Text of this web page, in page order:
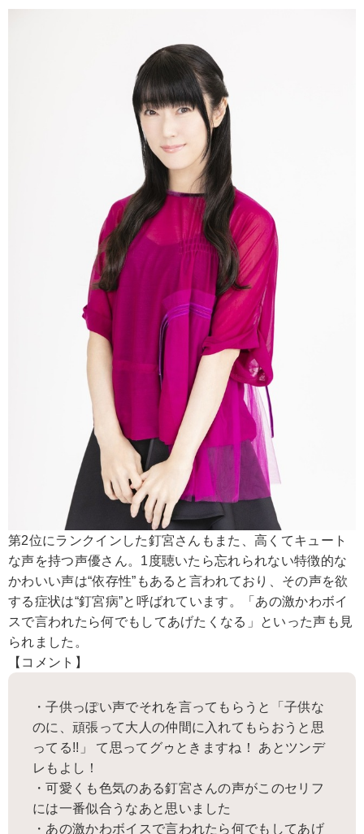
第2位にランクインした釘宮さんもまた、高くてキュート
な声を持つ声優さん。1度聴いたら忘れられない特徴的な
かわいい声は“依存性”もあると言われており、その声を欲
する症状は“釘宮病”と呼ばれています。「あの激かわボイ
スで言われたら何でもしてあげたくなる」といった声も見
られました。
【コメント】
・子供っぽい声でそれを言ってもらうと「子供な
のに、頑張って大人の仲間に入れてもらおうと思
ってる!!」 て思ってグゥときますね！ あとツンデ
レもよし！
・可愛くも色気のある釘宮さんの声がこのセリフ
には一番似合うなあと思いました
・あの激かわボイスで言われたら何でもしてあげ